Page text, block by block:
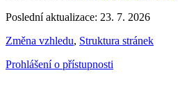
Poslední aktualizace: 23. 7. 2026
Změna vzhledu, Struktura stránek
Prohlášení o přístupnosti